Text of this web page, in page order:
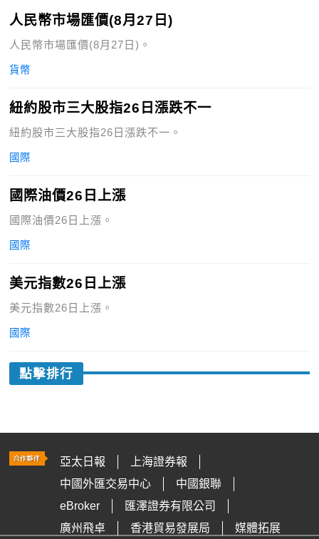
人民幣市場匯價(8月27日)
人民幣市場匯價(8月27日)。
貨幣
紐約股市三大股指26日漲跌不一
紐約股市三大股指26日漲跌不一。
國際
國際油價26日上漲
國際油價26日上漲。
國際
美元指數26日上漲
美元指數26日上漲。
國際
點擊排行
亞太日報
上海證券報
中國外匯交易中心
中國銀聯
eBroker
匯澤證券有限公司
廣州飛卓
香港貿易發展局 媒體拓展